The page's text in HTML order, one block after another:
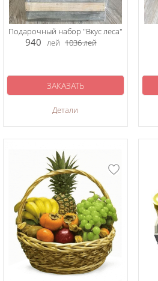
Подарочный набор "Вкус леса"
940 лей 1036лей
Детали
ЗАКАЗАТЬ